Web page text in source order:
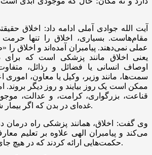
آیت الله جوادی آملی ادامه داد: اخلاق
مقام‌هاست. بسیاری، اخلاق را تنها حرمت
عملی نمی‌دهند. پیامبران آمده‌اند و اخلاق
یعنی اخلاق مانند پزشکی است که برای
اوصاف انسانی یا فضائل و رذائل،
سمت‌ها، مانند وزیر، وکیل یا معاون، اموری
ممکن است یک روز بیایند و روز دیگر بروند.
قناعت، بزرگواری، کرامت، و عدالت،
غده‌ای در بدن که اگر بیمار شود نیاز به درمان دارد.
وی گفت: اخلاق، همانند پزشکی راه درمان
می‌کند و پیامبران الهی علاوه بر تعلیم
حکمت‌هایی ارائه کردند که در هیچ جای جهان یافت نمی‌شود.